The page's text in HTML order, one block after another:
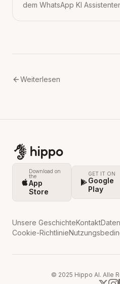
dem WhatsApp KI
Weiterlesen
Download on
the
App
Store
GET IT ON
Google
Play
Unsere GeschichteKontakt
Cookie-Richtlinie
© 2025 Hippo AI. Alle